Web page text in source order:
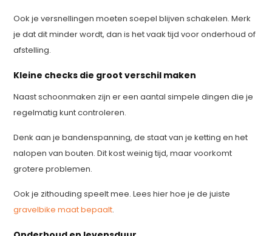
Ook je versnellingen moeten soepel blijven schakelen. Merk
je dat dit minder wordt, dan is het vaak tijd voor onderhoud of
afstelling.
Kleine checks die groot verschil maken
Naast schoonmaken zijn er een aantal simpele dingen die je
regelmatig kunt controleren.
Denk aan je bandenspanning, de staat van je ketting en het
nalopen van bouten. Dit kost weinig tijd, maar voorkomt
grotere problemen.
Ook je zithouding speelt mee. Lees hier hoe je de juiste
gravelbike maat bepaalt.